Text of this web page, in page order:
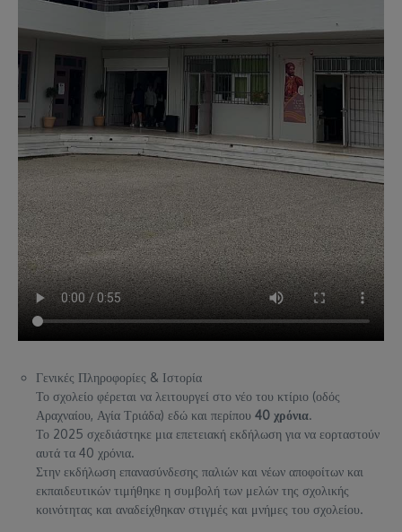
Γενικές Πληροφορίες & Ιστορία
Το σχολείο φέρεται να λειτουργεί στο νέο του κτίριο (οδός
Αραχναίου, Αγία Τριάδα) εδώ και περίπου 40 χρόνια.
Το 2025 σχεδιάστηκε μια επετειακή εκδήλωση για να εορταστούν
αυτά τα 40 χρόνια.
Στην εκδήλωση επανασύνδεσης παλιών και νέων αποφοίτων και
εκπαιδευτικών τιμήθηκε η συμβολή των μελών της σχολικής
κοινότητας και αναδείχθηκαν στιγμές και μνήμες του σχολείου.